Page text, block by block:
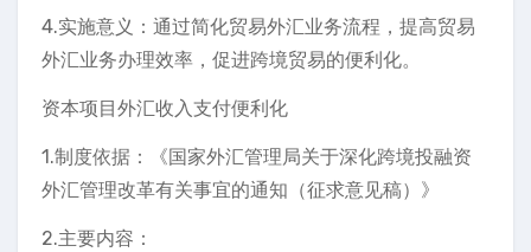
4.实施意义：通过简化贸易外汇业务流程，提高贸易
外汇业务办理效率，促进跨境贸易的便利化。
资本项目外汇收入支付便利化
1.制度依据：《国家外汇管理局关于深化跨境投融资
外汇管理改革有关事宜的通知（征求意见稿）》
2.主要内容：